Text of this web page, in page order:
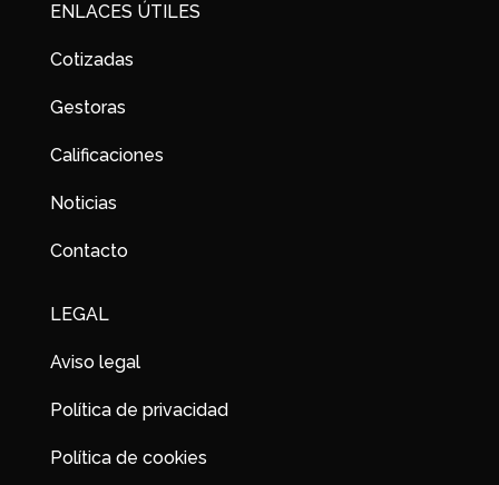
ENLACES ÚTILES
Cotizadas
Gestoras
Calificaciones
Noticias
Contacto
LEGAL
Aviso legal
Política de privacidad
Política de cookies